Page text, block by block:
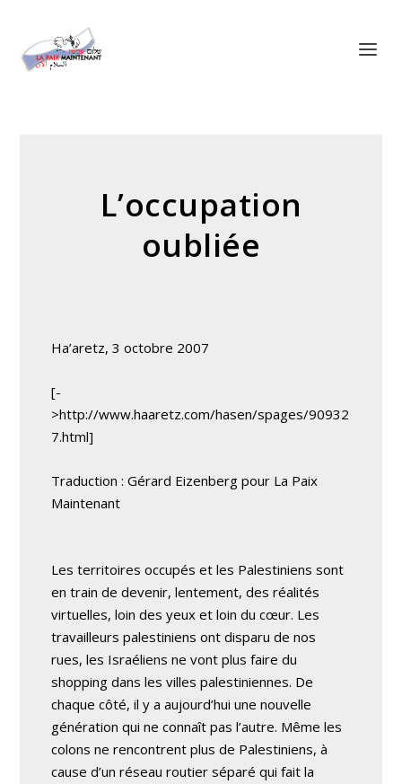
L’occupation
oubliée
Ha’aretz, 3 octobre 2007
[-
>http://www.haaretz.com/hasen/spages/90932
7.html]
Traduction : Gérard Eizenberg pour La Paix
Maintenant
Les territoires occupés et les Palestiniens sont
en train de devenir, lentement, des réalités
virtuelles, loin des yeux et loin du cœur. Les
travailleurs palestiniens ont disparu de nos
rues, les Israéliens ne vont plus faire du
shopping dans les villes palestiniennes. De
chaque côté, il y a aujourd’hui une nouvelle
génération qui ne connaît pas l’autre. Même les
colons ne rencontrent plus de Palestiniens, à
cause d’un réseau routier séparé qui fait la